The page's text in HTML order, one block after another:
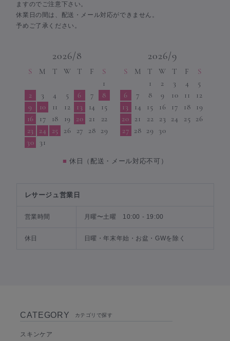
ますのでご注意下さい。
休業日の間は、配送・メール対応ができません。
予めご了承ください。
2026/8
S M T W T F
S
1
2
3 4 5 6 7
8
9
10 11 12 13 14
15
16
17 18 19 20 21
22
23
24 25 26 27 28
29
30
31
2026/9
S M T W T F
S
1
2 3 4
5
6
7 8 9 10 11
12
13
14 15 16 17 18
19
20
21 22 23 24 25
26
27
28 29 30
■ 休日（配送・メール対応不可）
レサージュ営業日
営業時間 月曜〜土曜 10:00 - 19:00
休日 日曜・年末年始・お盆・GWを除く
CATEGORY カテゴリで探す
スキンケア